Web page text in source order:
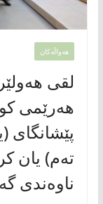
هەواڵەکان
لقی
هەرێمی
پێشانگای
ناوەندی